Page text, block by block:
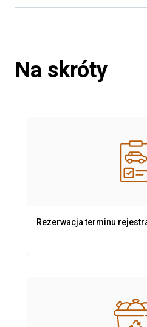
Na skróty
Rezerwacja terminu